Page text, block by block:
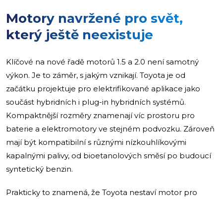
Motory navržené pro svět,
který ještě neexistuje
Klíčové na nové řadě motorů 1.5 a 2.0 není samotný
výkon. Je to záměr, s jakým vznikají. Toyota je od
začátku projektuje pro elektrifikované aplikace jako
součást hybridních i plug-in hybridních systémů.
Kompaktnější rozměry znamenají víc prostoru pro
baterie a elektromotory ve stejném podvozku. Zároveň
mají být kompatibilní s různými nízkouhlíkovými
kapalnými palivy, od bioetanolových směsí po budoucí
syntetický benzin.
Prakticky to znamená, že Toyota nestaví motor pro